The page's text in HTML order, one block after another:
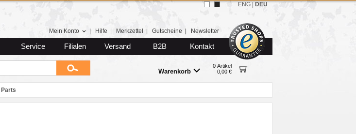
Mein Konto Hilfe Merkzettel Gutscheine Newsletter
Service Filialen Versand B2B Kontakt
Warenkorb
0 Artikel
0,00 €
ENG DEU
Parts